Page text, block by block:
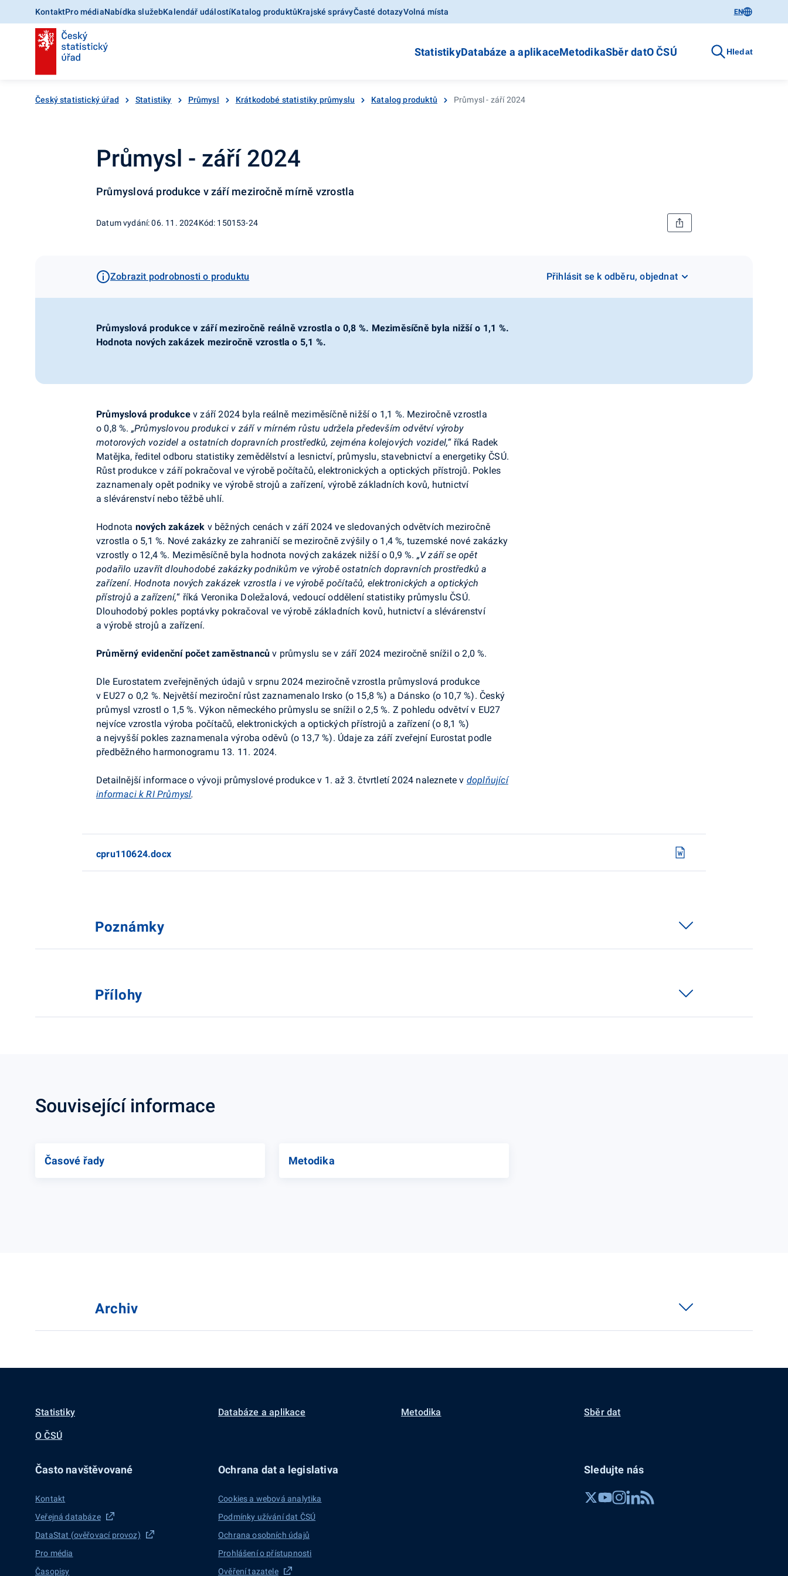
KontaktPro médiaNabídka služebKalendář událostíKatalog produktůKrajské správyČasté dotazyVolná místa EN
StatistikyDatabáze a aplikaceMetodikaSběr datO ČSÚ Hledat
Český statistický úřad Statistiky Průmysl Krátkodobé statistiky průmyslu Katalog produktů Průmysl - září 2024
Průmysl - září 2024
Průmyslová produkce v září meziročně mírně vzrostla
Datum vydání: 06. 11. 2024Kód: 150153-24
Zobrazit podrobnosti o produktu Přihlásit se k odběru, objednat
Průmyslová produkce v září meziročně reálně vzrostla o 0,8 %. Meziměsíčně byla nižší o 1,1 %.
Hodnota nových zakázek meziročně vzrostla o 5,1 %.
Průmyslová produkcevzáří2024 byla reálně meziměsíčně nižší o 1,1 %. Meziročně vzrostla
o 0,8 %. „Průmyslovou produkci v září v mírném růstu udržela především odvětví výroby
motorových vozidel a ostatních dopravních prostředků, zejména kolejových vozidel,“říká Radek
Matějka, ředitel odboru statistiky zemědělství a lesnictví, průmyslu, stavebnictví a energetiky ČSÚ.
Růst produkce v září pokračoval ve výrobě počítačů, elektronických a optických přístrojů. Pokles
zaznamenaly opět podniky ve výrobě strojů a zařízení, výrobě základních kovů, hutnictví
a slévárenství nebo těžbě uhlí.
Hodnota nových zakázek v běžných cenách vzáří 2024 ve sledovaných odvětvích meziročně
vzrostla o 5,1 %. Nové zakázky ze zahraničí se meziročně zvýšily o 1,4 %, tuzemské nové zakázky
vzrostly o 12,4 %. Meziměsíčně byla hodnota nových zakázek nižší o 0,9 %. „V září se opět
podařilo uzavřít dlouhodobé zakázky podnikům ve výrobě ostatních dopravních prostředků a
zařízení. Hodnota nových zakázek vzrostla i ve výrobě počítačů, elektronických a optických
přístrojů a zařízení,“ říká Veronika Doležalová, vedoucí oddělení statistiky průmyslu ČSÚ.
Dlouhodobý pokles poptávky pokračoval ve výrobě základních kovů, hutnictví a slévárenství
a výrobě strojů a zařízení.
Průměrný evidenční počet zaměstnanců v průmyslu se v září 2024 meziročně snížil o 2,0 %.
Dle Eurostatem zveřejněných údajů vsrpnu 2024 meziročně vzrostla průmyslová produkce
v EU27 o 0,2 %. Největší meziroční růst zaznamenalo Irsko (o 15,8 %) a Dánsko (o 10,7 %). Český
průmysl vzrostl o 1,5 %. Výkon německého průmyslu se snížil o 2,5 %. Z pohledu odvětví v EU27
nejvíce vzrostla výroba počítačů, elektronických a optických přístrojů a zařízení (o 8,1 %)
a nejvyšší pokles zaznamenala výroba oděvů (o 13,7 %). Údaje za září zveřejní Eurostat podle
předběžného harmonogramu 13. 11. 2024.
Detailnější informace o vývoji průmyslové produkce v 1. až 3. čtvrtletí 2024 naleznete v doplňující
informaci k RI Průmysl.
cpru110624.docx
Poznámky
Přílohy
Související informace
Časové řady Metodika
Archiv
Statistiky Databáze a aplikace Metodika Sběr dat
O ČSÚ
Často navštěvované
Kontakt
Veřejná databáze
DataStat (ověřovací provoz)
Pro média
Časopisy
Ochrana dat a legislativa
Cookies a webová analytika
Podmínky užívání dat ČSÚ
Ochrana osobních údajů
Prohlášení o přístupnosti
Ověření tazatele
Sledujte nás